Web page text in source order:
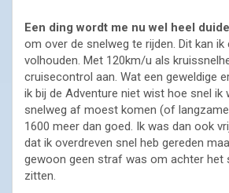
Een ding wordt me nu wel heel
om over de snelweg te rijden. Dit kan ik
volhouden. Met 120km/u als
cruisecontrol aan. Wat een geweldige
ik bij de Adventure niet wist hoe snel ik
snelweg af moest komen (of
1600 meer dan goed. Ik was dan ook
dat ik overdreven snel heb gereden
gewoon geen straf was om achter het
zitten.